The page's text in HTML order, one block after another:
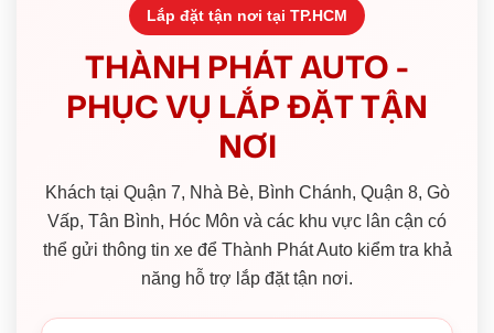
Lắp đặt tận nơi tại TP.HCM
THÀNH PHÁT AUTO -
PHỤC VỤ LẮP ĐẶT TẬN
NƠI
Khách tại Quận 7, Nhà Bè, Bình Chánh, Quận 8, Gò
Vấp, Tân Bình, Hóc Môn và các khu vực lân cận có
thể gửi thông tin xe để Thành Phát Auto kiểm tra khả
năng hỗ trợ lắp đặt tận nơi.